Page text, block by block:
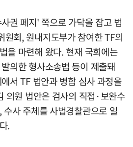
권 폐지' 쪽으로 가닥을 잡고 법
원회, 원내지도부가 참여한 TF의
을 마련해 왔다. 현재 국회에는
의한 형사소송법 등이 제출돼
서 TF 법안과 병합 심사 과정을
의원 법안은 검사의 직접·보완수
사 주체를 사법경찰관으로 일
.